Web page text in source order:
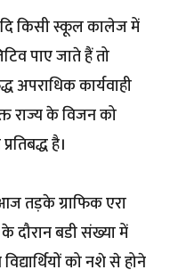
किसी स्कूल कालेज में
पाए जाते हैं तो
अपराधिक कार्यवाही
राज्य के विजन को
है।
तड़के ग्राफिक एरा
दौरान बडी संख्या में
को नशे से होने